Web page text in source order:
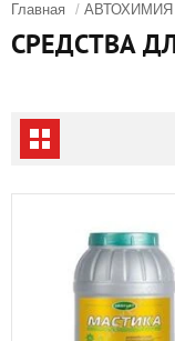
Главная / АВТОХИМИЯ
СРЕДСТВА